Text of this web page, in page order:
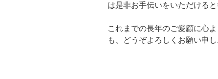
は是非お手伝いをいただけると
これまでの長年のご愛顧に心
も、どうぞよろしくお願い申し